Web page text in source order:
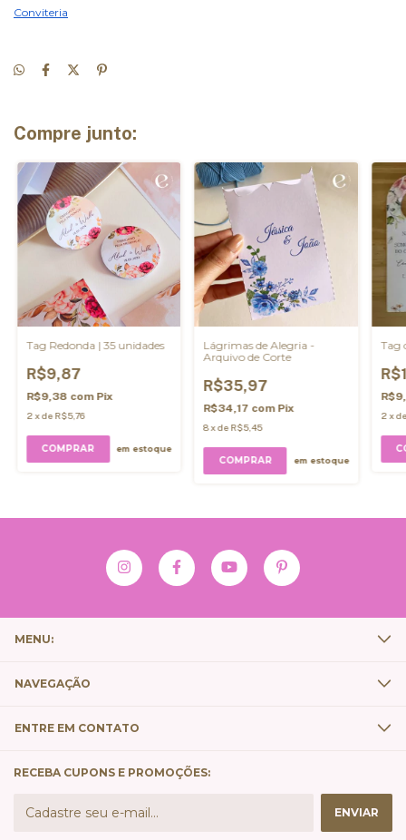
Conviteria
Compre junto:
Tag Redonda | 35 unidades
R$9,87
R$9,38 com Pix
2 xdeR$5,76
em estoque
Lágrimas de Alegria -
Arquivo de Corte
R$35,97
R$34,17 com Pix
8 xdeR$5,45
em estoque
Tag
2 x
MENU:
NAVEGAÇÃO
ENTRE EM CONTATO
RECEBA CUPONS E PROMOÇÕES: